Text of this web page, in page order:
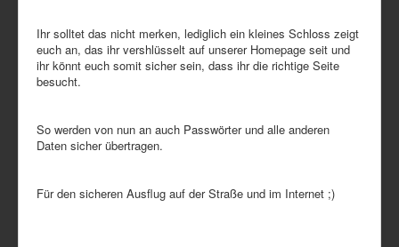
Ihr solltet das nicht merken, lediglich ein kleines Schloss zeigt
euch an, das ihr vershlüsselt auf unserer Homepage seit und
ihr könnt euch somit sicher sein, dass ihr die richtige Seite
besucht.
So werden von nun an auch Passwörter und alle anderen
Daten sicher übertragen.
Für den sicheren Ausflug auf der Straße und im Internet ;)